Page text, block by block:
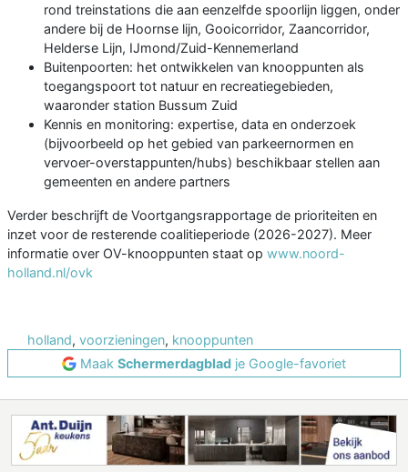
rond treinstations die aan eenzelfde spoorlijn liggen, onder
andere bij de Hoornse lijn, Gooicorridor, Zaancorridor,
Helderse Lijn, IJmond/Zuid-Kennemerland
Buitenpoorten: het ontwikkelen van knooppunten als
toegangspoort tot natuur en recreatiegebieden,
waaronder station Bussum Zuid
Kennis en monitoring: expertise, data en onderzoek
(bijvoorbeeld op het gebied van parkeernormen en
vervoer-overstappunten/hubs) beschikbaar stellen aan
gemeenten en andere partners
Verder beschrijft de Voortgangsrapportage de prioriteiten en
inzet voor de resterende coalitieperiode (2026-2027). Meer
informatie over OV-knooppunten staat op www.noord-
holland.nl/ovk
holland, voorzieningen, knooppunten
Maak Schermerdagblad je Google-favoriet